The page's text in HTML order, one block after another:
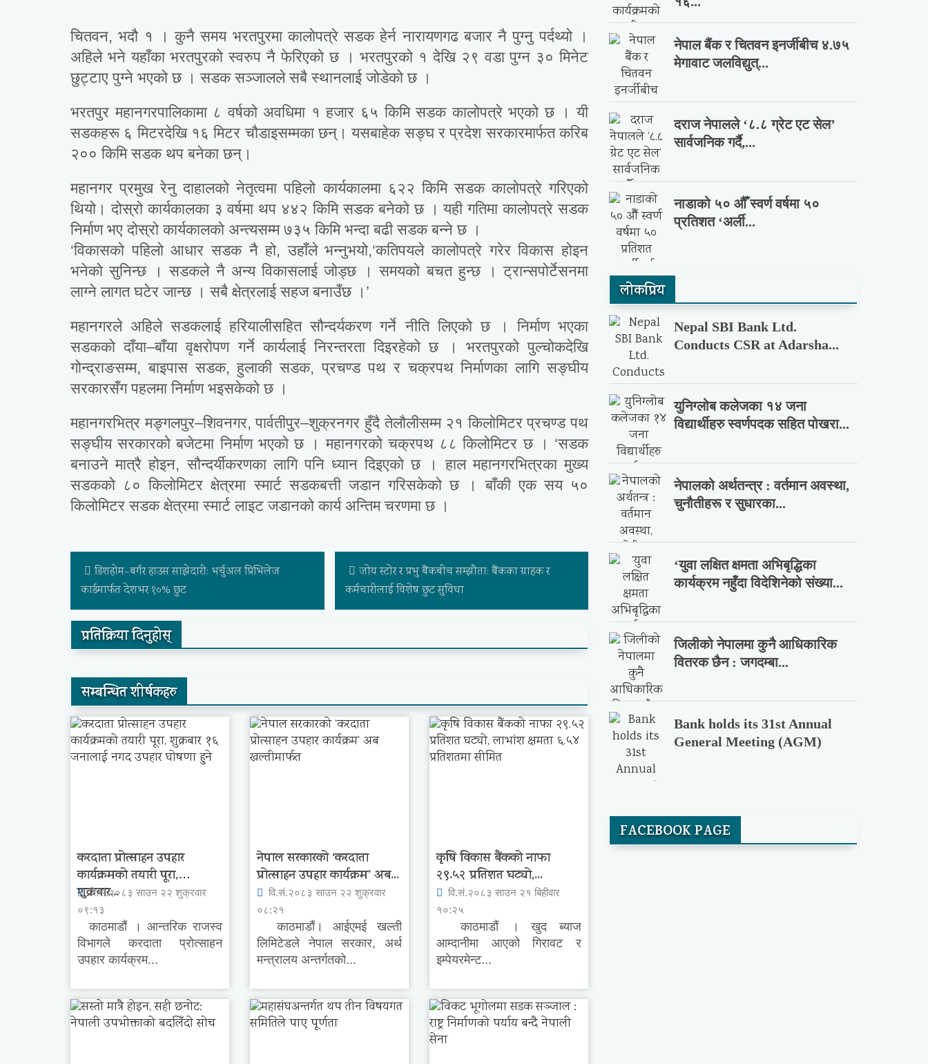
चितवन, भदौ १ । कुनै समय भरतपुरमा कालोपत्रे सडक हेर्न नारायणगढ बजार नै पुग्नु पर्दथ्यो ।
अहिले भने यहाँका भरतपुरको स्वरुप नै फेरिएको छ । भरतपुरको १ देखि २९ वडा पुग्न ३० मिनेट
छुट्टाए पुग्ने भएको छ । सडक सञ्जालले सबै स्थानलाई जोडेको छ ।
भरतपुर महानगरपालिकामा ८ वर्षको अवधिमा १ हजार ६५ किमि सडक कालोपत्रे भएको छ । यी
सडकहरू ६ मिटरदेखि १६ मिटर चौडाइसम्मका छन्। यसबाहेक सङ्घ र प्रदेश सरकारमार्फत करिब
२०० किमि सडक थप बनेका छन्।
महानगर प्रमुख रेनु दाहालको नेतृत्वमा पहिलो कार्यकालमा ६२२ किमि सडक कालोपत्रे गरिएको
थियो। दोस्रो कार्यकालका ३ वर्षमा थप ४४२ किमि सडक बनेको छ । यही गतिमा कालोपत्रे सडक
निर्माण भए दोस्रो कार्यकालको अन्त्यसम्म ७३५ किमि भन्दा बढी सडक बन्ने छ ।
‘विकासको पहिलो आधार सडक नै हो, उहाँले भन्नुभयो,‘कतिपयले कालोपत्रे गरेर विकास होइन
भनेको सुनिन्छ । सडकले नै अन्य विकासलाई जोड्छ । समयको बचत हुन्छ । ट्रान्सपोर्टेसनमा
लाग्ने लागत घटेर जान्छ । सबै क्षेत्रलाई सहज बनाउँछ ।’
महानगरले अहिले सडकलाई हरियालीसहित सौन्दर्यकरण गर्ने नीति लिएको छ । निर्माण भएका
सडकको दाँया–बाँया वृक्षरोपण गर्ने कार्यलाई निरन्तरता दिइरहेको छ । भरतपुरको पुल्चोकदेखि
गोन्द्राङसम्म, बाइपास सडक, हुलाकी सडक, प्रचण्ड पथ र चक्रपथ निर्माणका लागि सङ्घीय
सरकारसँग पहलमा निर्माण भइसकेको छ ।
महानगरभित्र मङ्गलपुर–शिवनगर, पार्वतीपुर–शुक्रनगर हुँदै तेलौलीसम्म २१ किलोमिटर प्रचण्ड पथ
सङ्घीय सरकारको बजेटमा निर्माण भएको छ । महानगरको चक्रपथ ८८ किलोमिटर छ । ‘सडक
बनाउने मात्रै होइन, सौन्दर्यीकरणका लागि पनि ध्यान दिइएको छ । हाल महानगरभित्रका मुख्य
सडकको ८० किलोमिटर क्षेत्रमा स्मार्ट सडकबत्ती जडान गरिसकेको छ । बाँकी एक सय ५०
किलोमिटर सडक क्षेत्रमा स्मार्ट लाइट जडानको कार्य अन्तिम चरणमा छ ।
डिशहोम–बर्गर हाउस साझेदारी: भर्चुअल प्रिभिलेज
कार्डमार्फत देशभर १०% छुट
जोय स्टोर र प्रभु बैंकबीच सम्झौता: बैंकका ग्राहक र
कर्मचारीलाई विशेष छुट सुविधा
प्रतिक्रिया दिनुहोस्
सम्बन्धित शीर्षकहरु
करदाता प्रोत्साहन उपहार
कार्यक्रमको तयारी पूरा,
शुक्रबार...
वि.सं.२०८३ साउन २२ शुक्रवार
०९:१३
काठमाडौं । आन्तरिक राजस्व
विभागले करदाता प्रोत्साहन
उपहार कार्यक्रम...
नेपाल सरकारको ‘करदाता
प्रोत्साहन उपहार कार्यक्रम’ अब...
वि.सं.२०८३ साउन २२ शुक्रवार
०८:२१
काठमाडौं। आईएमई खल्ती
लिमिटेडले नेपाल सरकार, अर्थ
मन्त्रालय अन्तर्गतको...
कृषि विकास बैंकको नाफा
२९.५२ प्रतिशत घट्यो,...
वि.सं.२०८३ साउन २१ बिहीवार
१०:२५
काठमाडौं । खुद ब्याज
आम्दानीमा आएको गिरावट र
इम्पेयरमेन्ट...
नेपाल बैंक र चितवन इनर्जीबीच ४.७५
मेगावाट जलविद्युत्...
दराज नेपालले ‘८.८ ग्रेट एट सेल’
सार्वजनिक गर्दै,...
नाडाको ५० औँ स्वर्ण वर्षमा ५०
प्रतिशत ‘अर्ली...
लाेकप्रिय
Nepal SBI Bank Ltd.
Conducts CSR at Adarsha...
युनिग्लोब कलेजका १४ जना
विद्यार्थीहरु स्वर्णपदक सहित पोखरा...
नेपालको अर्थतन्त्र : वर्तमान अवस्था,
चुनौतीहरू र सुधारका...
‘युवा लक्षित क्षमता अभिबृद्धिका
कार्यक्रम नहुँदा विदेशिनेको संख्या...
जिलीको नेपालमा कुनै आधिकारिक
वितरक छैन : जगदम्बा...
Bank holds its 31st Annual
General Meeting (AGM)
FACEBOOK PAGE